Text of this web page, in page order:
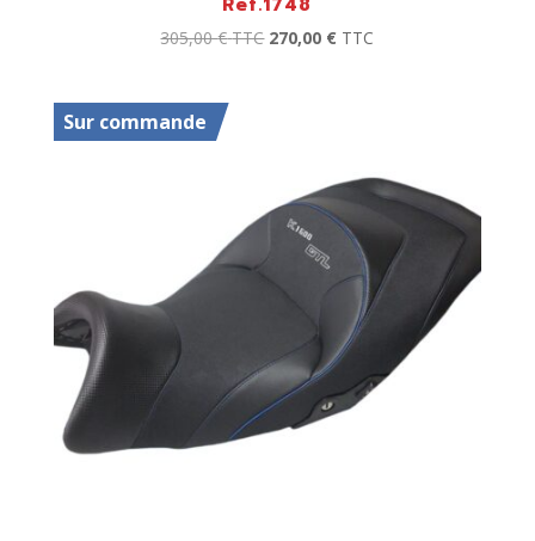
305,00€ TTC 270,00 € TTC
Sur commande